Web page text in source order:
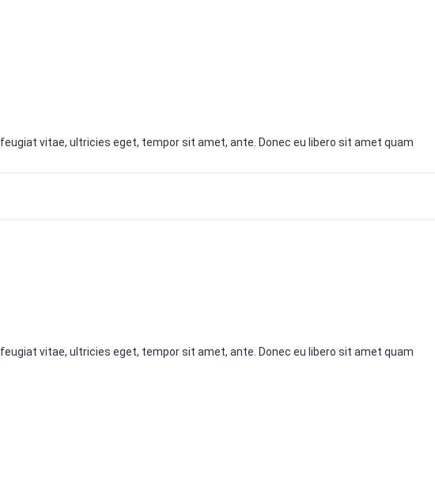
vitae, ultricies eget, tempor sit amet, ante. Donec eu libero sit amet quam
vitae, ultricies eget, tempor sit amet, ante. Donec eu libero sit amet quam